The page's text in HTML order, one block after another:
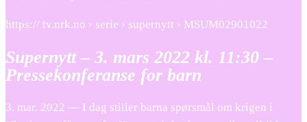
https:// tv.nrk.no › serie › supernytt › MSUM02901022
Supernytt – 3. mars 2022 kl. 11:30 –
Pressekonferanse for barn
3. mar. 2022 — I dag stiller barna spørsmål om krigen i